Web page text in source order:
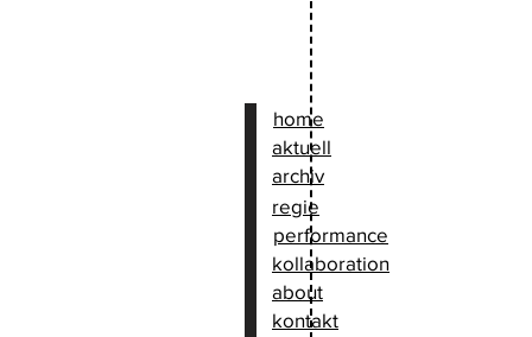
performance
kontakt
home
aktuell
kollaboration
regie
archiv
about